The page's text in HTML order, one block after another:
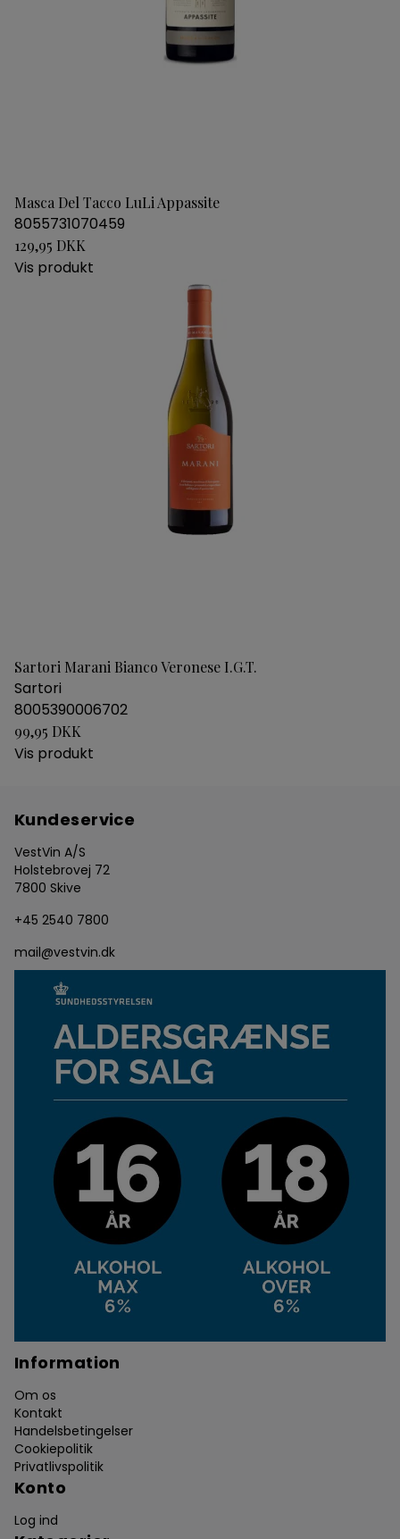
Masca Del Tacco LuLi Appassite
8055731070459
129,95 DKK
Vis produkt
Sartori Marani Bianco Veronese I.G.T.
Sartori
8005390006702
99,95 DKK
Vis produkt
Kundeservice
VestVin A/S
Holstebrovej 72
7800 Skive
+45 2540 7800
mail@vestvin.dk
Information
Om os
Kontakt
Handelsbetingelser
Cookiepolitik
Privatlivspolitik
Konto
Log ind